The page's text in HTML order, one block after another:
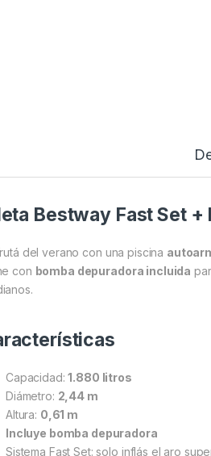
Bestway Fast Set +
del verano con una piscina
con bomba depuradora incluida
Capacidad:1.880 litros
Diámetro: 2,44 m
Altura: 0,61 m
Incluye bomba depuradora
Sistema Fast Set: solo inflás el aro